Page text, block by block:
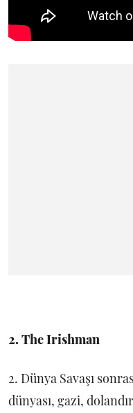
2. The Irishman
2. Dünya Savaşı
dünyası, gazi,